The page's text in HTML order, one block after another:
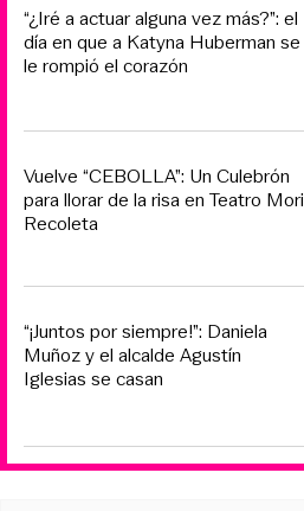
“¿Iré a actuar alguna vez más?”: el
día en que a Katyna Huberman se
le rompió el corazón
Vuelve “CEBOLLA”: Un Culebrón
para llorar de la risa en Teatro Mori
Recoleta
“¡Juntos por siempre!”: Daniela
Muñoz y el alcalde Agustín
Iglesias se casan